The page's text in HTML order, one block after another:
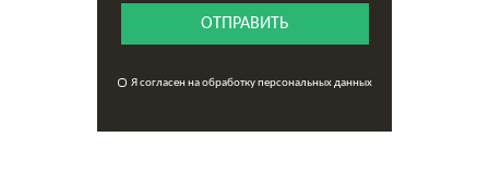
ОТПРАВИТЬ
Я согласен на обработку персональных данных